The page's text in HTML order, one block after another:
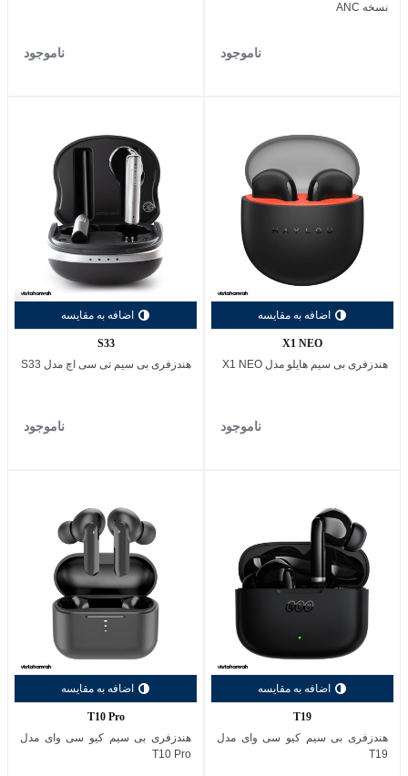
نسخه ANC
ناموجود ناموجود
اضافه به مقایسه
X1 NEO
هندزفری بی سیم هایلو مدل X1 NEO
ناموجود
اضافه به مقایسه
S33
هندزفری بی سیم تی سی اچ مدل S33
ناموجود
اضافه به مقایسه
T19
هندزفری بی سیم کیو سی وای مدل
T19
اضافه به مقایسه
T10 Pro
هندزفری بی سیم کیو سی وای مدل
T10 Pro